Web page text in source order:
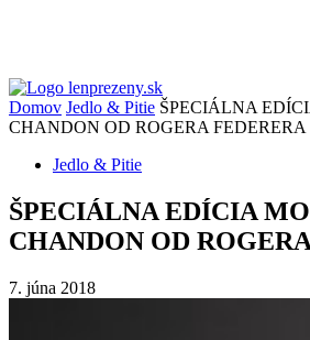
Domov Jedlo & Pitie ŠPECIÁLNA
CHANDON OD ROGERA FEDERERA
Jedlo & Pitie
ŠPECIÁLNA EDÍCIA
CHANDON OD
7. júna 2018